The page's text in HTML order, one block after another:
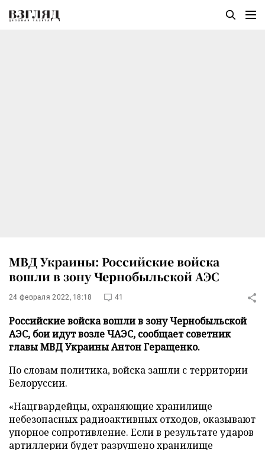
МВД Украины: Российские войска
вошли в зону Чернобыльской АЭС
24 февраля 2022, 18:18 41
Российские войска вошли в зону Чернобыльской
АЭС, бои идут возле ЧАЭС, сообщает советник
главы МВД Украины Антон Геращенко.
По словам политика, войска зашли с территории
Белоруссии.
«Нацгвардейцы, охраняющие хранилище
небезопасных радиоактивных отходов, оказывают
упорное сопротивление. Если в результате ударов
артиллерии будет разрушено хранилище